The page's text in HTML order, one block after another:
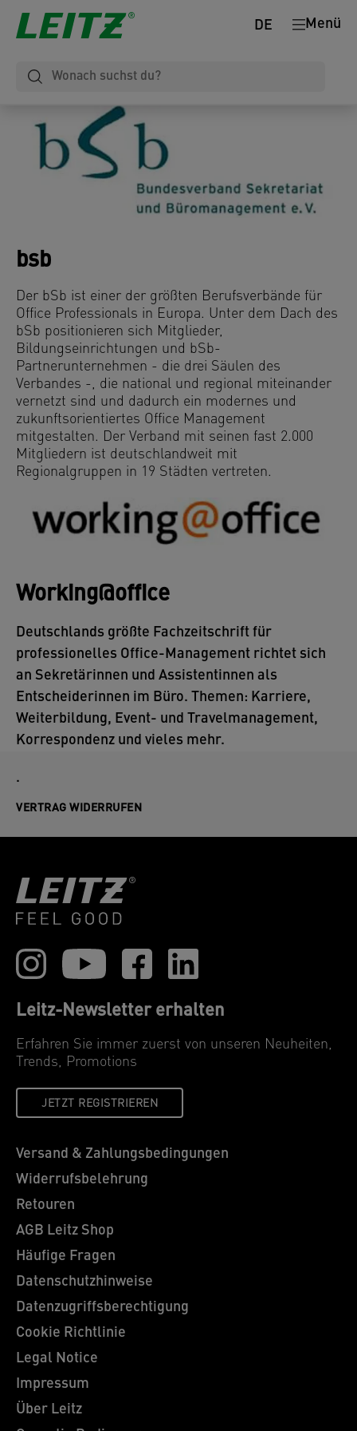
Menü
DE
bsb
Der bSb ist einer der größten Berufsverbände für
Office Professionals in Europa. Unter dem Dach des
bSb positionieren sich Mitglieder,
Bildungseinrichtungen und bSb-
Partnerunternehmen - die drei Säulen des
Verbandes -, die national und regional miteinander
vernetzt sind und dadurch ein modernes und
zukunftsorientiertes Office Management
mitgestalten. Der Verband mit seinen fast 2.000
Mitgliedern ist deutschlandweit mit
Regionalgruppen in 19 Städten vertreten.
Working@office
Deutschlands größte Fachzeitschrift für
professionelles Office-Management richtet sich
an Sekretärinnen und Assistentinnen als
Entscheiderinnen im Büro. Themen: Karriere,
Weiterbildung, Event- und Travelmanagement,
Korrespondenz und vieles mehr.
.
VERTRAG WIDERRUFEN
Leitz-Newsletter erhalten
Erfahren Sie immer zuerst von unseren Neuheiten,
Trends, Promotions
JETZT REGISTRIEREN
Versand & Zahlungsbedingungen
Widerrufsbelehrung
Retouren
AGB Leitz Shop
Häufige Fragen
Datenschutzhinweise
Datenzugriffsberechtigung
Cookie Richtlinie
Legal Notice
Impressum
Über Leitz